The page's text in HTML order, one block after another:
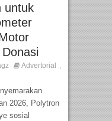
untuk
Advertorial
2026, Polytron
sosial